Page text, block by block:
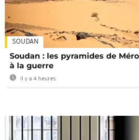
SOUDAN
Soudan : les pyramides de
à la guerre
Il y a 4 heures